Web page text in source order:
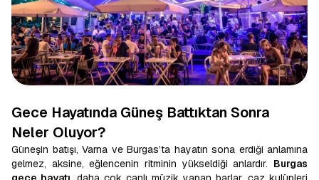
Gece Hayatında Güneş Battıktan Sonra
Neler Oluyor?
Güneşin batışı, Varna ve Burgas’ta hayatın sona erdiği anlamına
gelmez, aksine, eğlencenin ritminin yükseldiği anlardır. Burgas